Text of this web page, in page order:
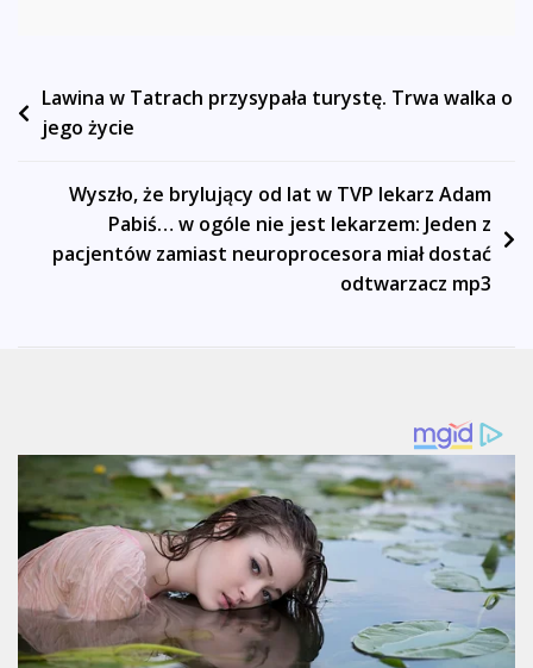
Nawigacja
wpisu
Lawina w Tatrach przysypała turystę. Trwa walka o
jego życie
Wyszło, że brylujący od lat w TVP lekarz Adam
Pabiś… w ogóle nie jest lekarzem: Jeden z
pacjentów zamiast neuroprocesora miał dostać
odtwarzacz mp3